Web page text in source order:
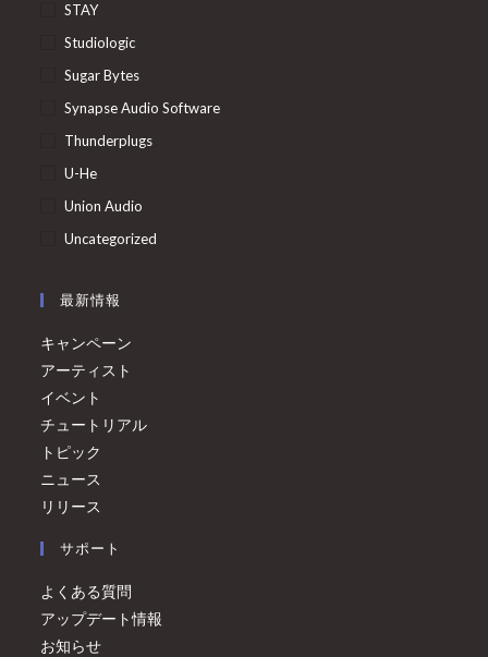
STAY
Studiologic
Sugar Bytes
Synapse Audio Software
Thunderplugs
U-He
Union Audio
Uncategorized
最新情報
キャンペーン
アーティスト
イベント
チュートリアル
トピック
ニュース
リリース
サポート
よくある質問
アップデート情報
お知らせ